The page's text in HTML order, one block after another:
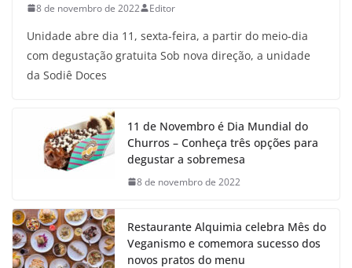
8 de novembro de 2022 Editor
Unidade abre dia 11, sexta-feira, a partir do meio-dia
com degustação gratuita Sob nova direção, a unidade
da Sodiê Doces
11 de Novembro é Dia Mundial do
Churros – Conheça três opções para
degustar a sobremesa
8 de novembro de 2022
Restaurante Alquimia celebra Mês do
Veganismo e comemora sucesso dos
novos pratos do menu